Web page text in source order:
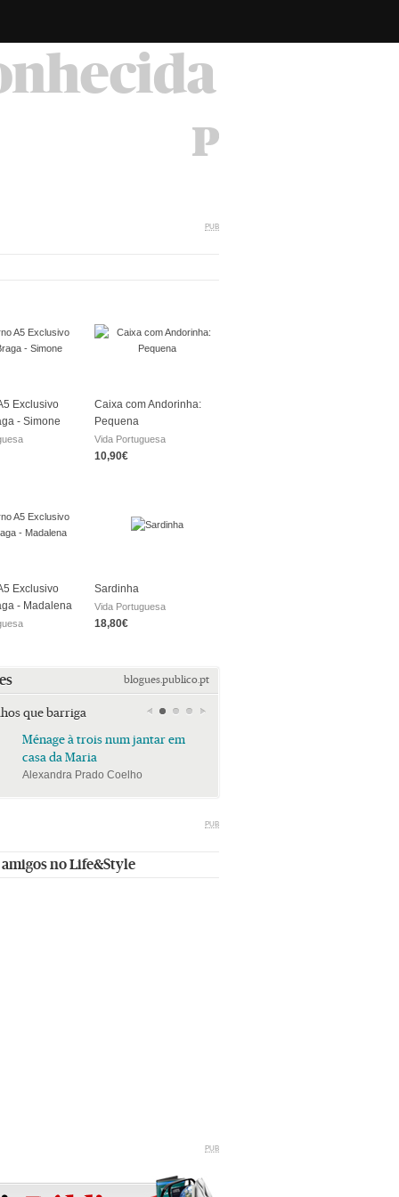
PUB
Exclusivo
- Simone
Caixa com Andorinha:
Pequena
Vida Portuguesa
10,90€
Exclusivo
- Madalena
Sardinha
Vida Portuguesa
18,80€
blogues.publico.pt
que barriga
Ménage à trois num jantar em
casa da Maria
Alexandra Prado Coelho
PUB
amigos no Life&Style
PUB